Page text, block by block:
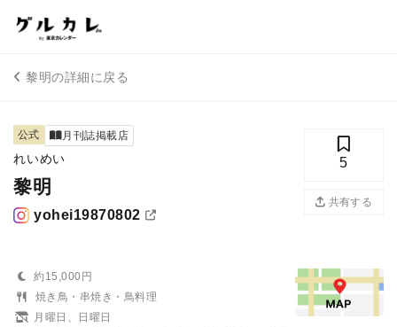
黎明の詳細に戻る
公式 月刊誌掲載店
れいめい
黎明
yohei19870802
5
共有する
約15,000円
焼き鳥・串焼き・鳥料理
月曜日、日曜日